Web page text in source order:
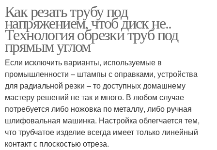
Как резать трубу под
напряжением, чтоб диск не..
Технология обрезки труб под
прямым углом
Если исключить варианты, используемые в
промышленности – штампы с оправками, устройства
для радиальной резки – то доступных домашнему
мастеру решений не так и много. В любом случае
потребуется либо ножовка по металлу, либо ручная
шлифовальная машинка. Настройка облегчается тем,
что трубчатое изделие всегда имеет только линейный
контакт с плоскостью отреза.